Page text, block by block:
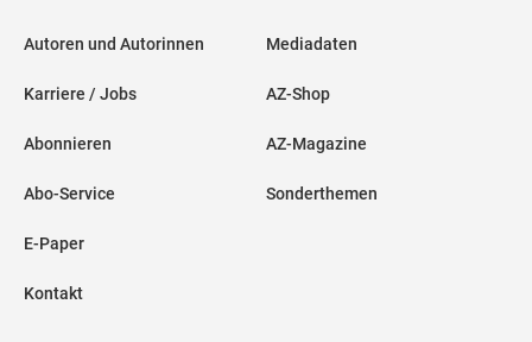
Autoren und Autorinnen
Karriere / Jobs
Abonnieren
Abo-Service
E-Paper
Kontakt
Mediadaten
AZ-Shop
AZ-Magazine
Sonderthemen